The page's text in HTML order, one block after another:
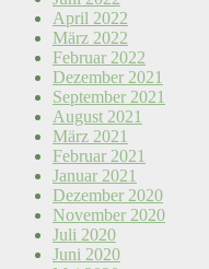
April 2022
März 2022
Februar 2022
Dezember 2021
September 2021
August 2021
März 2021
Februar 2021
Januar 2021
Dezember 2020
November 2020
Juli 2020
Juni 2020